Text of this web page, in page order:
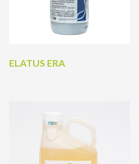
ELATUS ERA